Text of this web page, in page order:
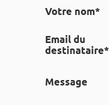
Votre nom*
Email du
destinataire*
Message